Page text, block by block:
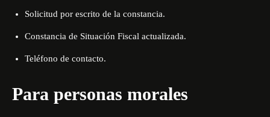
Solicitud por escrito de la constancia.
Constancia de Situación Fiscal actualizada.
Teléfono de contacto.
Para personas morales